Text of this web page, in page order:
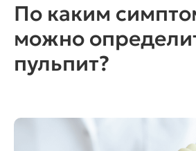
По каким
можно
пульпит?